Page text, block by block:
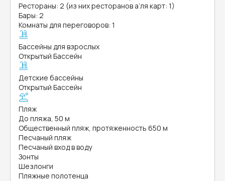
Рестораны: 2 (из них ресторанов а’ля карт: 1)
Бары: 2
Комнаты для переговоров: 1
Бассейны для взрослых
Открытый Бассейн
Детские бассейны
Открытый Бассейн
Пляж
До пляжа, 50 м
Общественный пляж, протяженность 650 м
Песчаный пляж
Песчаный вход в воду
Зонты
Шезлонги
Пляжные полотенца